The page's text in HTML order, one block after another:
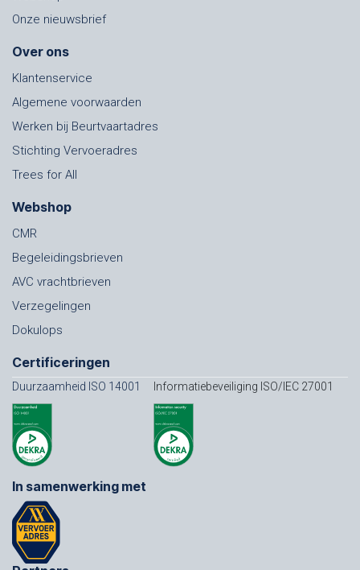
Onze nieuwsbrief
Over ons
Klantenservice
Algemene voorwaarden
Werken bij Beurtvaartadres
Stichting Vervoeradres
Trees for All
Webshop
CMR
Begeleidingsbrieven
AVC vrachtbrieven
Verzegelingen
Dokulops
Certificeringen
Duurzaamheid ISO 14001 Informatiebeveiliging ISO/IEC 27001
In samenwerking met